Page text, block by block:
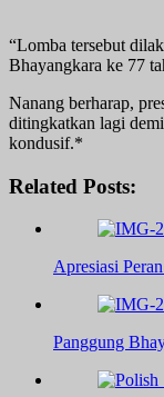
“Lomba tersebut
Bhayangkara ke 77
Nanang berharap,
ditingkatkan lagi
kondusif.*
Related Posts:
Apresiasi
Panggung